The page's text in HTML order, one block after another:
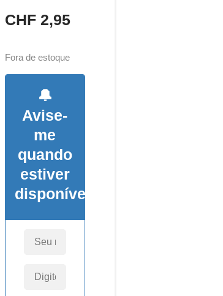
CHF2,95
Fora de estoque
🔔
Avise-
me
quando
estiver
disponível